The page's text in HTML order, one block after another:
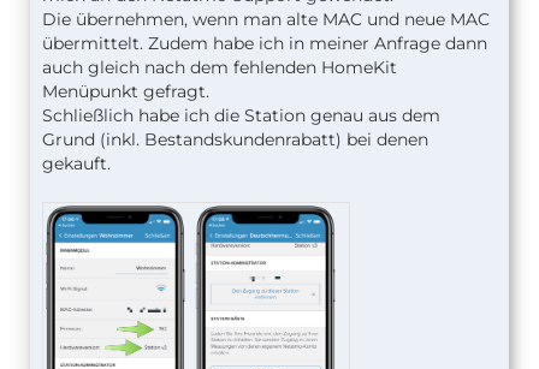
Die übernehmen, wenn man alte MAC und neue MAC
übermittelt. Zudem habe ich in meiner Anfrage dann
auch gleich nach dem fehlenden HomeKit
Menüpunkt gefragt.
Schließlich habe ich die Station genau aus dem
Grund (inkl. Bestandskundenrabatt) bei denen
gekauft.